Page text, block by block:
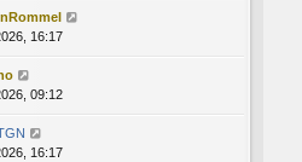
16:17
09:12
16:17